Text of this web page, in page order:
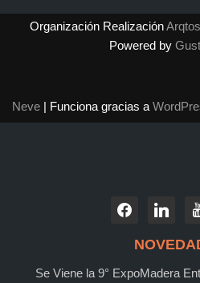
Organización Realización
Powered by
Neve | Funciona gracias a
Se Viene la 9° ExpoMadera